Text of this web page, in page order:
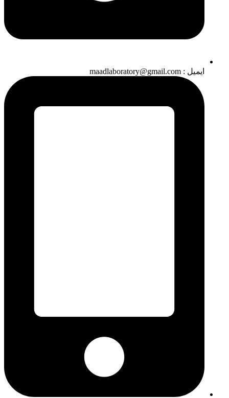
ایمیل : maadlaboratory@gmail.com